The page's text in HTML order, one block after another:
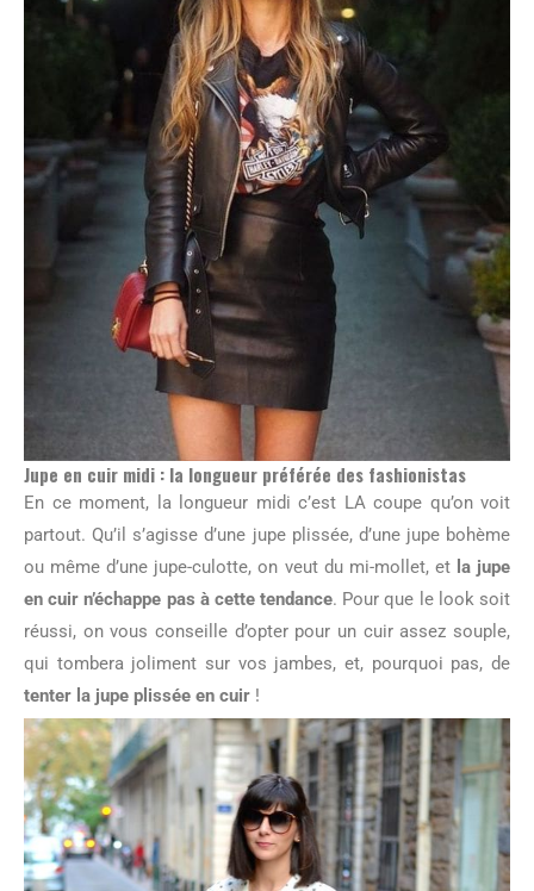
Jupe en cuir midi : la longueur préférée des fashionistas
En ce moment, la longueur midi c’est LA coupe qu’on voit
partout. Qu’il s’agisse d’une jupe plissée, d’une jupe bohème
ou même d’une jupe-culotte, on veut du mi-mollet, et la jupe
en cuir n’échappe pas à cette tendance. Pour que le look soit
réussi, on vous conseille d’opter pour un cuir assez souple,
qui tombera joliment sur vos jambes, et, pourquoi pas, de
tenter la jupe plissée en cuir !